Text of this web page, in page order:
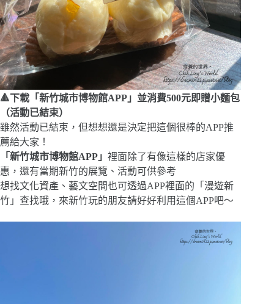
🔺下載「新竹城市博物館APP」並消費500元即贈小麵包
（活動已結束）
雖然活動已結束，但想想還是決定把這個很棒的APP推
薦給大家！
「新竹城市博物館APP」 裡面除了有像這樣的店家優
惠，還有當期新竹的展覽、活動可供參考
想找文化資產、藝文空間也可透過APP裡面的「漫遊新
竹」查找哦，來新竹玩的朋友請好好利用這個APP吧～